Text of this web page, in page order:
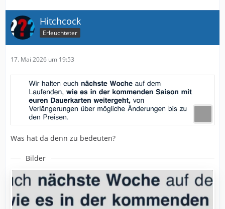
Hitchcock
Erleuchteter
17. Mai 2026 um 19:53
Was hat da denn zu bedeuten?
Bilder